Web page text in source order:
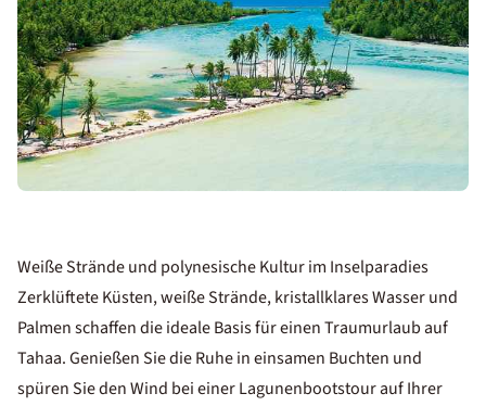
Weiße Strände und polynesische Kultur im Inselparadies
Zerklüftete Küsten, weiße Strände, kristallklares Wasser und
Palmen schaffen die ideale Basis für einen Traumurlaub auf
Tahaa. Genießen Sie die Ruhe in einsamen Buchten und
spüren Sie den Wind bei einer Lagunenbootstour auf Ihrer